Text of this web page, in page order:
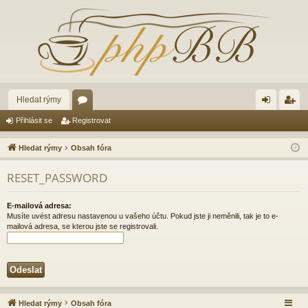
Hledat rýmy
ór
a lá
sit
ist
ro
Přihlásit se Registrovat
Hledat rýmy Obsah fóra
RESET_PASSWORD
E-mailová adresa:
Musíte uvést adresu nastavenou u vašeho účtu. Pokud jste ji neměnili, tak je to e-
mailová adresa, se kterou jste se registrovali.
Hledat rýmy Obsah fóra